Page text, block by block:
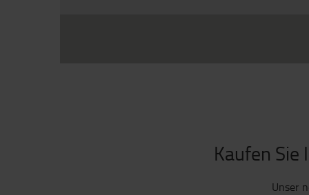
Kaufen
Unser